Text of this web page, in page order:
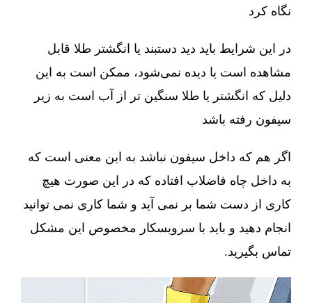
نگاه کرد
در این شرایط باید دید دستبند یا انگشتر طلا قابل
مشاهده است یا دیده نمی‌شود، ممکن است به این
دلیل که انگشتر یا طلا سنگین تر از آب است به زیر
سیفون رفته باشد
اگر هم که داخل سیفون نباشد به این معنی است که
به داخل چاه فاضلاب افتاده که در این صورت هیچ
کاری از دست شما بر نمی آید و شما کاری نمی توانید
انجام دهید و باید با سرویسکار مخصوص این مشکل
تماس بگیرید.